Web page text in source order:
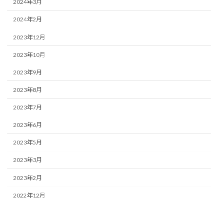
2024年3月
2024年2月
2023年12月
2023年10月
2023年9月
2023年8月
2023年7月
2023年6月
2023年5月
2023年3月
2023年2月
2022年12月